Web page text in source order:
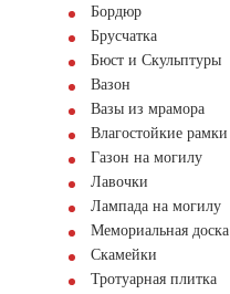
Бордюр
Брусчатка
Бюст и Скульптуры
Вазон
Вазы из мрамора
Влагостойкие рамки
Газон на могилу
Лавочки
Лампада на могилу
Мемориальная доска
Скамейки
Тротуарная плитка